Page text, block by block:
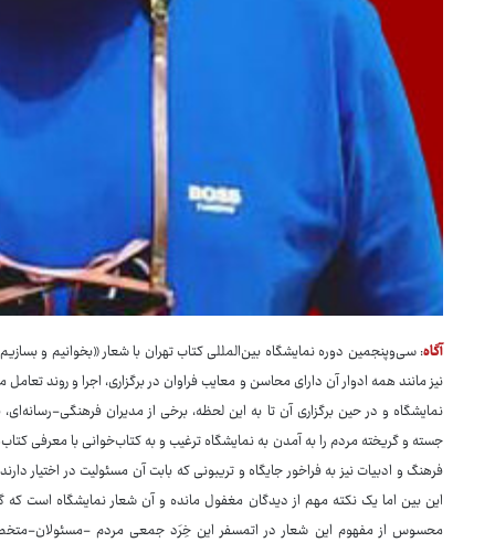
آگاه
نیز مانند همه ادوار آن دارای محاسن و معایب فراوان در برگزاری، اجرا و روند
نمایشگاه و در حین برگزاری آن تا به این لحظه، برخی از مدیران فرهنگی-
جسته و گریخته مردم را به آمدن به نمایشگاه ترغیب و به کتاب‌خوانی با معرفی
فرهنگ و ادبیات نیز به فراخور جایگاه و تریبونی که بابت آن مسئولیت در اختیار
این بین اما یک نکته مهم از دیدگان مغفول مانده و آن شعار نمایشگاه است
محسوس از مفهوم این شعار در اتمسفر این خِرَد جمعی مردم -مسئولان-